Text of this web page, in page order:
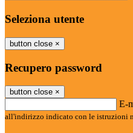
Seleziona utente
button close ×
Recupero password
button close ×
E-
all'indirizzo indicato con le istruzioni